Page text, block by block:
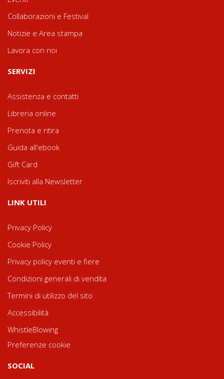
Collaborazioni e Festival
Notizie e Area stampa
Lavora con noi
SERVIZI
Assistenza e contatti
Libreria online
Prenota e ritira
Guida all'ebook
Gift Card
Iscriviti alla Newsletter
LINK UTILI
Privacy Policy
Cookie Policy
Privacy policy eventi e fiere
Condizioni generali di vendita
Termini di utilizzo del sito
Accessibilità
WhistleBlowing
Preferenze cookie
SOCIAL